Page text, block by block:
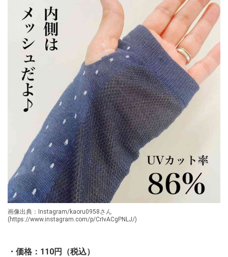
画像出典：Instagram/kaoru0958さん
(https://www.instagram.com/p/CrIvACgPNLJ/)
・価格：110円（税込）